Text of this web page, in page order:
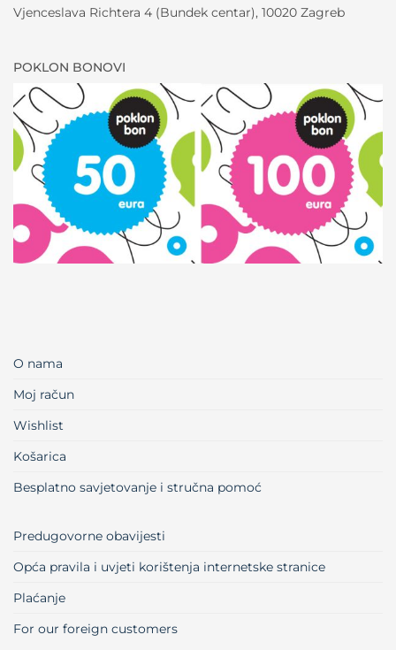
Vjenceslava Richtera 4 (Bundek centar), 10020 Zagreb
POKLON BONOVI
O nama
Moj račun
Wishlist
Košarica
Besplatno savjetovanje i stručna pomoć
Predugovorne obavijesti
Opća pravila i uvjeti korištenja internetske stranice
Plaćanje
For our foreign customers